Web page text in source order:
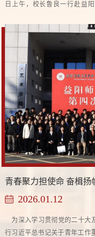
日上午，校长鲁良一行赴益
书记李卧勇等参加调研。座谈
长李琼系统介绍了益阳市羽毛
向国家队输送31名运动员，
军，累计斩获47项世界冠军头衔
2026.01.12
为深入学习贯彻党的二十大
行习近平总书记关于青年工作